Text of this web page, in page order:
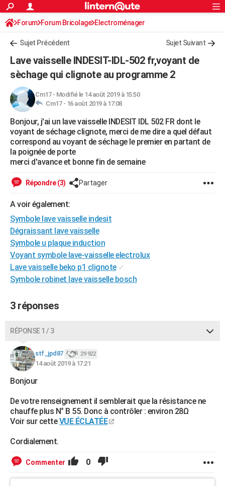
ACTUALITÉS
Politique
Société
Faits Divers
Education
Monde
Villes
+
Programme TV
Streaming
Cinéma
Sorties cinéma
Musique
FINANCE
Retraite
Impôts
Epargne
Immobilier
Risques naturels par ville
Banque
Assurance
Crédit
AUTO
Essais
Réserver un essai
Citadines
Berlines
SUV
Forum auto
HIGH-TECH
Mobiles
Meilleur smartphone
Internet
Ordinateurs
Jeux vidéo
Guide high-tech
+BRICOLAGE
Forum
Aménagement intérieur
Extérieur
Cuisine
Salle de bains
Jardinage
Rangement
WEEK-END
LIFESTYLE
Alimentation
Guide de la santé
Maladies
Médicaments
Sommeil
VOYAGE
Destinations
City break
Voyage nature
Voyage de noces
Forum
Climat
+PHOTO
GUIDES D'ACHAT
BONS PLANS
COPAINS D'AVANT
S'inscrire
Se connecter
Lycées
Collèges
Primaires
Universités
Entreprises
Service militaire
Avis de recherche
AVIS DE DÉCÈS
FORUM
Bricolage
Lifestyle
Culture
Sport
Auto
Television
Voyage
Cinema
S'inscrire
Connexion
Forum Forum Bricolage Electroménager
Sujet Précédent Sujet Suivant
Lave vaisselle INDESIT-IDL-502 fr,voyant de
sèchage qui clignote au programme 2
Cm17- Modifié le 14 août 2019 à 15:50
Cm17 - 16 août 2019 à 17:08
Bonjour, j'ai un lave vaisselle INDESIT IDL 502 FR dont le
voyant de séchage clignote, merci de me dire a quel défaut
correspond au voyant de séchage le premier en partant de
la poignée de porte
merci d'avance et bonne fin de semaine
Répondre (3) Partager
A voir également:
Symbole lave vaisselle indesit
Dégraissant lave vaisselle
Symbole u plaque induction
Voyant symbole lave-vaisselle electrolux
Lave vaisselle beko p1 clignote ✓
Symbole robinet lave vaisselle bosch
3 réponses
RÉPONSE 1 / 3
stf_jpd87 29 922
14 août 2019 à 17:21
Bonjour
De votre renseignement il semblerait que la résistance ne
chauffe plus N° B 55. Donc à contrôler : environ 28Ω
Voir sur cetteVUE ÉCLATÉE
Cordialement.
Commenter 0